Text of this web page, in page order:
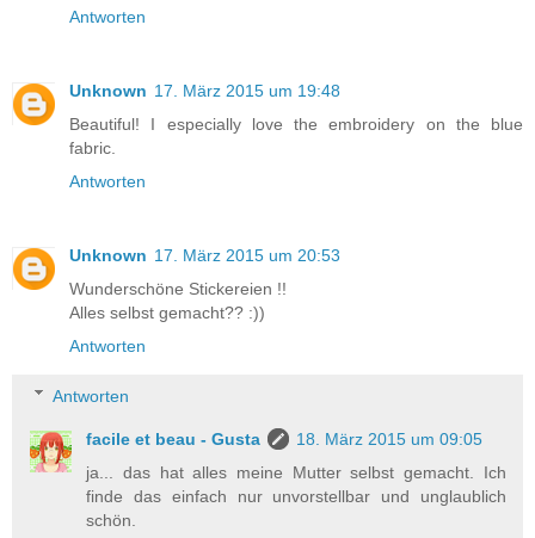
Antworten
Unknown 17. März 2015 um 19:48
Beautiful! I especially love the embroidery on the blue
fabric.
Antworten
Unknown 17. März 2015 um 20:53
Wunderschöne Stickereien !!
Alles selbst gemacht?? :))
Antworten
Antworten
facile et beau - Gusta
18. März 2015 um 09:05
ja... das hat alles meine Mutter selbst gemacht. Ich
finde das einfach nur unvorstellbar und unglaublich
schön.